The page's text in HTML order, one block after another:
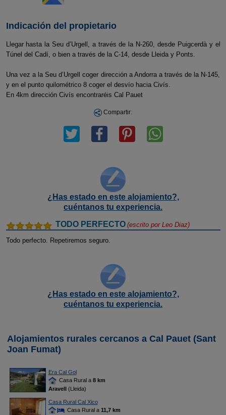
Indicación del propietario
Llegar hasta la Seu d’Urgell, a través de la N-260, desde Puigcerdà y el
Túnel del Cadí, o bien a través de la C-14, desde Lleida y Ponts.
Una vez a la Seu d’Urgell coger dirección a Andorra a través de la N-145,
y en el punto quilométrico 8 coger el desvío hacia Civís.
En 4km dirección Civís encontraréis Cal Pauet
Compartir:
¿Has estado en este alojamiento?,
cuéntanos tu experiencia.
TODO PERFECTO (escrito por Leo Diaz)
Todo perfecto. Repetiremos seguro.
¿Has estado en este alojamiento?,
cuéntanos tu experiencia.
Alojamientos rurales cercanos a Cal Pauet (Sant
Joan Fumat)
Era Cal Gol
Casa Rural a 8 km
Aravell(Lleida)
Casa Rural Cal Xico
Casa Rural a 11,7 km